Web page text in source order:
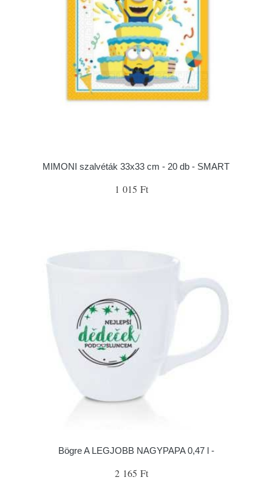
MIMONI szalvéták 33x33 cm - 20 db - SMART
1 015 Ft
Bögre A LEGJOBB NAGYPAPA 0,47 l -
2 165 Ft